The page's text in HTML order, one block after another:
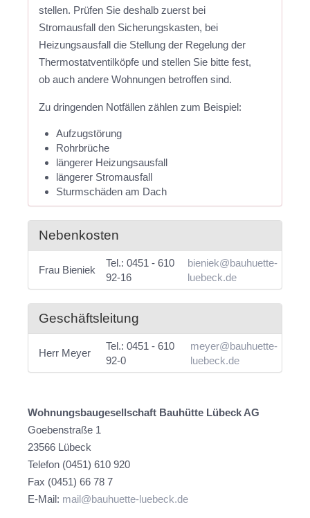
stellen. Prüfen Sie deshalb zuerst bei
Stromausfall den Sicherungskasten, bei
Heizungsausfall die Stellung der Regelung der
Thermostatventilköpfe und stellen Sie bitte fest,
ob auch andere Wohnungen betroffen sind.
Zu dringenden Notfällen zählen zum Beispiel:
Aufzugstörung
Rohrbrüche
längerer Heizungsausfall
längerer Stromausfall
Sturmschäden am Dach
Nebenkosten
Frau Bieniek
Tel.: 0451 - 610
92-16
bieniek@bauhuette-
luebeck.de
Geschäftsleitung
Herr Meyer
Tel.: 0451 - 610
92-0
meyer@bauhuette-
luebeck.de
Wohnungsbaugesellschaft Bauhütte Lübeck AG
Goebenstraße 1
23566 Lübeck
Telefon (0451) 610 920
Fax (0451) 66 78 7
E-Mail: mail@bauhuette-luebeck.de